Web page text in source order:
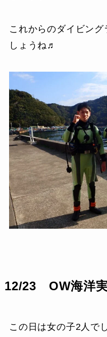
これからのダイビン
しょうね♬
12/23 OW海洋実
この日は女の子2人で